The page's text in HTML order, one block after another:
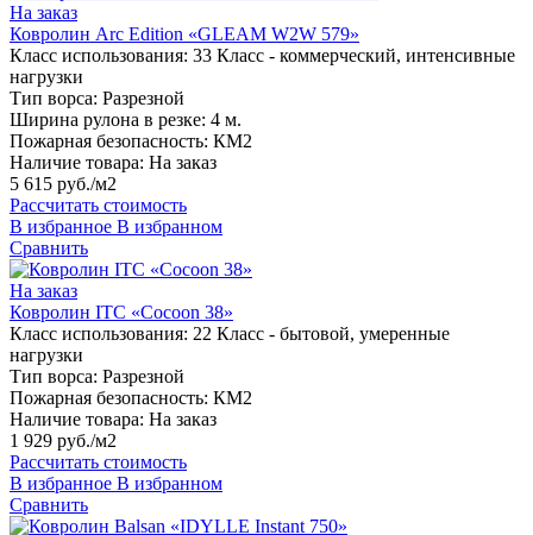
На заказ
Ковролин Arc Edition «GLEAM W2W 579»
Класс использования: 33 Класс - коммерческий, интенсивные
нагрузки
Тип ворса: Разрезной
Ширина рулона в резке: 4 м.
Пожарная безопасность: КМ2
Наличие товара: На заказ
5 615 руб./м2
Рассчитать стоимость
В избранное В избранном
Сравнить
На заказ
Ковролин ITC «Cocoon 38»
Класс использования: 22 Класс - бытовой, умеренные
нагрузки
Тип ворса: Разрезной
Пожарная безопасность: КМ2
Наличие товара: На заказ
1 929 руб./м2
Рассчитать стоимость
В избранное В избранном
Сравнить